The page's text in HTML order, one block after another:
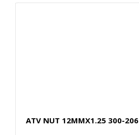
ATV NUT 12MMX1.25 300-206